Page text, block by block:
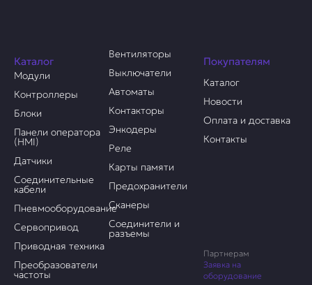
Каталог
Модули
Контроллеры
Блоки
Панели оператора
(HMI)
Датчики
Соединительные
кабели
Пневмооборудование
Сервопривод
Приводная техника
Преобразователи
частоты
Вентиляторы
Выключатели
Автоматы
Контакторы
Энкодеры
Реле
Карты памяти
Предохранители
Сканеры
Соединители и
разъемы
Покупателям
Каталог
Новости
Оплата и доставка
Контакты
Партнерам
Заявка на
оборудование